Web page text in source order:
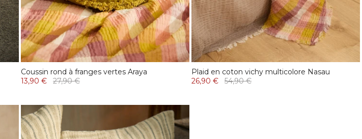
Coussin rond à franges vertes Araya
13,90 €
27,90 €
Plaid en coton vichy multicolore Nasau
26,90 €
54,90 €